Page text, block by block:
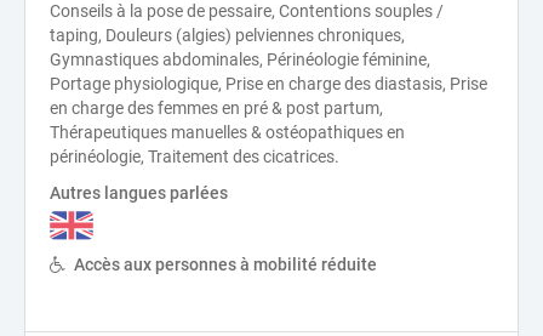
Conseils à la pose de pessaire, Contentions souples /
taping, Douleurs (algies) pelviennes chroniques,
Gymnastiques abdominales, Périnéologie féminine,
Portage physiologique, Prise en charge des diastasis, Prise
en charge des femmes en pré & post partum,
Thérapeutiques manuelles & ostéopathiques en
périnéologie, Traitement des cicatrices.
Autres langues parlées
Accès aux personnes à mobilité réduite